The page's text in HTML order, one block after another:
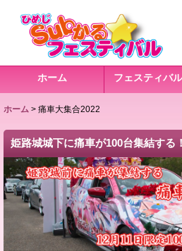
ホーム フェスティバ
ホーム > 痛車大集合2022
姫路城城下に痛車が100台集結する